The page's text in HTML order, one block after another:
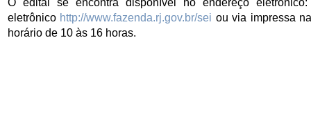
O edital se encontra disponível no endereço eletrônico:
eletrônico http://www.fazenda.rj.gov.br/sei ou via impressa
horário de 10 às 16 horas.